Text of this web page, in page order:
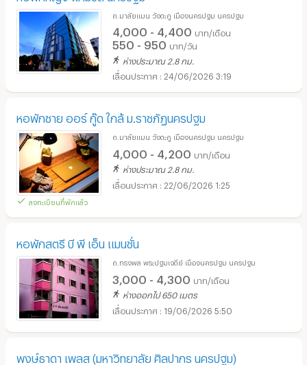
ถ.มาลัยแมน วังตะกู เมืองนครปฐม นครปฐม
4,000 - 4,400 บาท/เดือน
550 - 950 บาท/วัน
ห่างประมาณ 2.8 กม.
24/06/2026 3:19
หอพักชาย ออร์ กู๊ด ใกล้ ม.ราชภัฏนครปฐม
ลงทะเบียนที่พักแล้ว
ถ.มาลัยแมน วังตะกู เมืองนครปฐม นครปฐม
4,000 - 4,200 บาท/เดือน
ห่างประมาณ 2.8 กม.
22/06/2026 1:25
หอพักสตรี บี พี เอ็น แมนชั่น
ถ.ทรงพล พระปฐมเจดีย์ เมืองนครปฐม นครปฐม
3,000 - 4,300 บาท/เดือน
ห่างออกไป 650 เมตร
19/06/2026 5:50
พงษ์ธาดา เพลส (มหาวิทยาลัย ศิลปากร นครปฐม)